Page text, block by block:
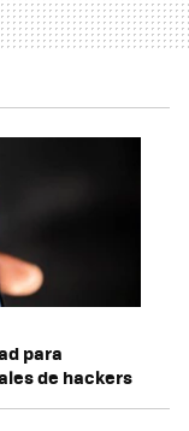
para
de hackers